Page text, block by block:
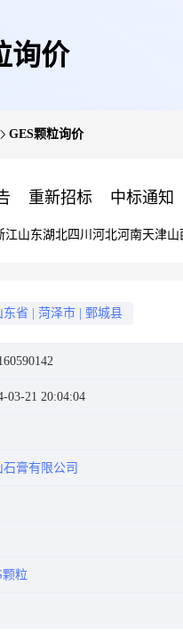
询价
GES颗粒询价
重新招标 中标通知
江山东湖北四川 河北河南天津山
东省 菏泽市 鄄城县
03-21 20:04:04
石膏有限公司
颗粒